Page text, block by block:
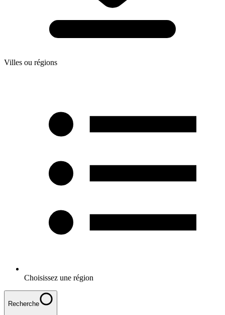
Villes ou régions
Choisissez une région
Recherche